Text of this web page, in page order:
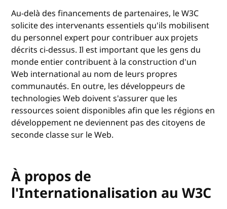
Au-delà des financements de partenaires, le W3C
solicite des intervenants essentiels qu'ils mobilisent
du personnel expert pour contribuer aux projets
décrits ci-dessus. Il est important que les gens du
monde entier contribuent à la construction d'un
Web international au nom de leurs propres
communautés. En outre, les développeurs de
technologies Web doivent s'assurer que les
ressources soient disponibles afin que les régions en
développement ne deviennent pas des citoyens de
seconde classe sur le Web.
À propos de
l'Internationalisation au W3C